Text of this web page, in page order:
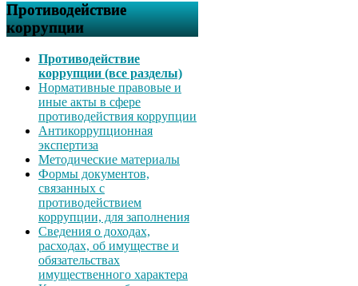
Противодействие
коррупции
Противодействие
коррупции (все разделы)
Нормативные правовые и
иные акты в сфере
противодействия коррупции
Антикоррупционная
экспертиза
Методические материалы
Формы документов,
связанных с
противодействием
коррупции, для заполнения
Сведения о доходах,
расходах, об имуществе и
обязательствах
имущественного характера